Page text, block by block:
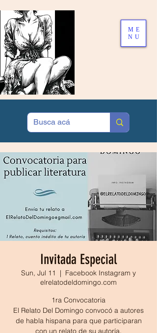
ME
NU
Invitada Especial
Sun, Jul 11
  |
Facebook Instagram y
elrelatodeldomingo.com
1ra Convocatoria
El Relato Del Domingo convocó a autores
de habla hispana para que participaran
con un relato de su autoría.